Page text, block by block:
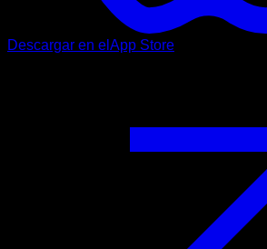
Descargar en el App Store